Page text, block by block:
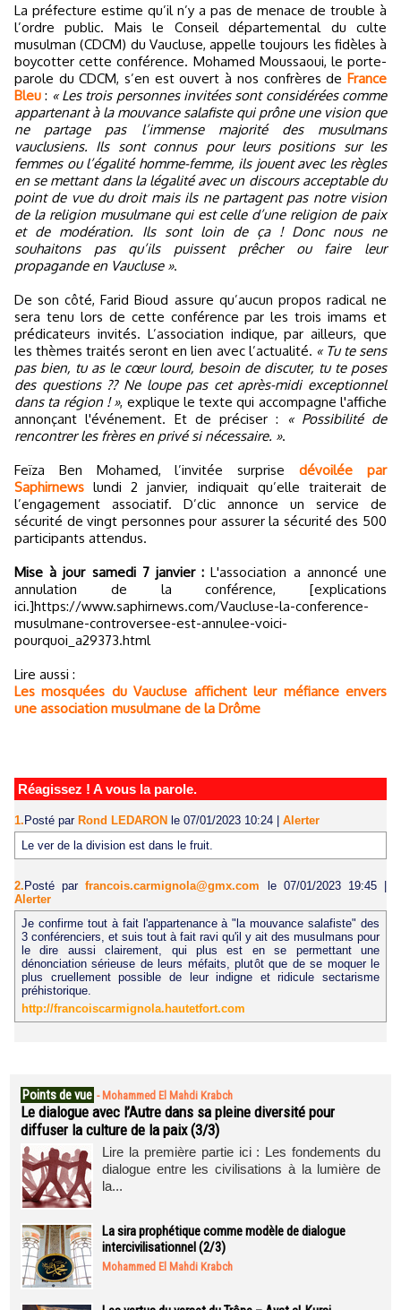
La préfecture estime qu’il n’y a pas de menace de trouble à
l’ordre public. Mais le Conseil départemental du culte
musulman (CDCM) du Vaucluse, appelle toujours les fidèles à
boycotter cette conférence. Mohamed Moussaoui, le porte-
parole du CDCM, s’en est ouvert à nos confrères de France
Bleu : « Les trois personnes invitées sont considérées comme
appartenant à la mouvance salafiste qui prône une vision que
ne partage pas l’immense majorité des musulmans
vauclusiens. Ils sont connus pour leurs positions sur les
femmes ou l’égalité homme-femme, ils jouent avec les règles
en se mettant dans la légalité avec un discours acceptable du
point de vue du droit mais ils ne partagent pas notre vision
de la religion musulmane qui est celle d’une religion de paix
et de modération. Ils sont loin de ça ! Donc nous ne
souhaitons pas qu’ils puissent prêcher ou faire leur
propagande en Vaucluse ».
De son côté, Farid Bioud assure qu’aucun propos radical ne
sera tenu lors de cette conférence par les trois imams et
prédicateurs invités. L’association indique, par ailleurs, que
les thèmes traités seront en lien avec l’actualité. « Tu te sens
pas bien, tu as le cœur lourd, besoin de discuter, tu te poses
des questions ?? Ne loupe pas cet après-midi exceptionnel
dans ta région ! », explique le texte qui accompagne l'affiche
annonçant l'événement. Et de préciser :
« Possibilité de
rencontrer les frères en privé si nécessaire. ».
Feïza Ben Mohamed, l’invitée surprisedévoilée par
Saphirnews lundi 2 janvier, indiquait qu’elle traiterait de
l’engagement associatif. D’clic annonce un service de
sécurité de vingt personnes pour assurer la sécurité des 500
participants attendus.
Mise à jour samedi 7 janvier : L'association a annoncé une
annulation de la conférence, [explications
ici.]https://www.saphirnews.com/Vaucluse-la-conference-
musulmane-controversee-est-annulee-voici-
pourquoi_a29373.html
Lire aussi :
Les mosquées du Vaucluse affichent leur méfiance envers
une association musulmane de la Drôme
Réagissez ! A vous la parole.
1. Posté par Rond LEDARON le 07/01/2023 10:24
Alerter
Le ver de la division est dans le fruit.
2.Posté parfrancois.carmignola@gmx.com le 07/01/2023 19:45 |
Alerter
Je confirme tout à fait l'appartenance à "la mouvance salafiste" des
3 conférenciers, et suis tout à fait ravi qu'il y ait des musulmans pour
le dire aussi clairement, qui plus est en se permettant une
dénonciation sérieuse de leurs méfaits, plutôt que de se moquer le
plus cruellement possible de leur indigne et ridicule sectarisme
préhistorique.
http://francoiscarmignola.hautetfort.com
Points de vue - Mohammed El Mahdi Krabch
Le dialogue avec l’Autre dans sa pleine diversité pour
diffuser la culture de la paix (3/3)
Lire la première partie ici : Les fondements du
dialogue entre les civilisations à la lumière de
la...
La sira prophétique comme modèle de dialogue
intercivilisationnel (2/3)
Mohammed El Mahdi Krabch